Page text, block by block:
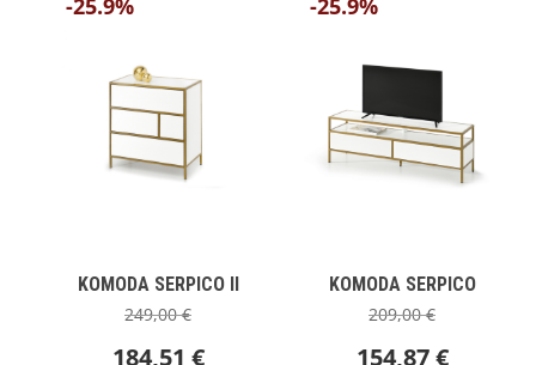
-25.9%
KOMODA SERPICO II
249,00€
184,51 €
-25.9%
KOMODA SERPICO
209,00€
154,87€